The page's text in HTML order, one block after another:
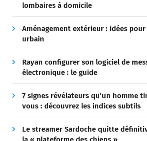
lombaires à domicile
Aménagement extérieur : idées
urbain
Rayan configurer son logiciel de
électronique : le guide
7 signes révélateurs qu’un homme
vous : découvrez les indices subtils
Le streamer Sardoche quitte